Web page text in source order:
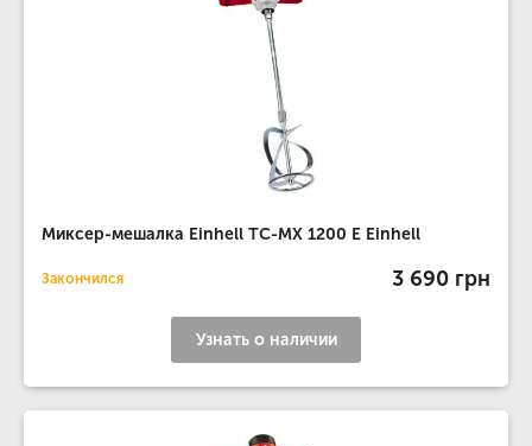
Миксер-мешалка Einhell TC-MX 1200 E Einhell
Закончился 3 690 грн
Узнать о наличии